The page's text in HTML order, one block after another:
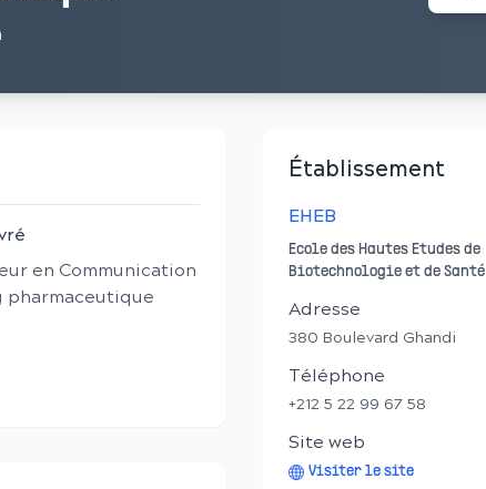
en Communication
Établissement
EHEB
Ecole des Hautes Etudes de
Biotechnologie et de Santé
Adresse
380 Boulevard Ghandi
Téléphone
+212 5 22 99 67 58
Site web
Visiter le site